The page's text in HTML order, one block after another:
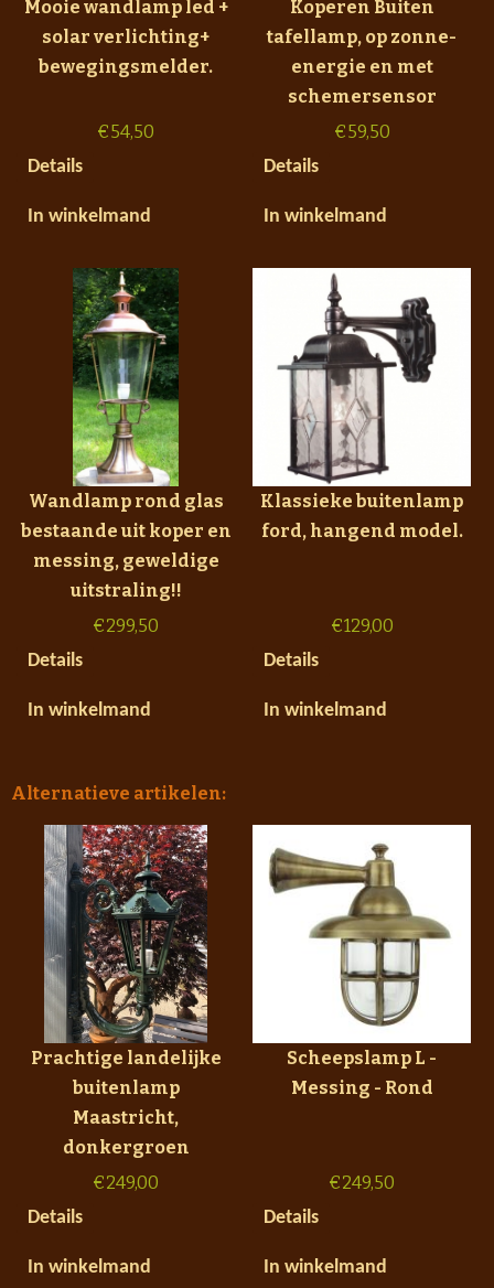
Mooie wandlamp led +
solar verlichting+
bewegingsmelder.
€54,50
Details
In winkelmand
Koperen Buiten
tafellamp, op zonne-
energie en met
schemersensor
€59,50
Details
In winkelmand
Wandlamp rond glas
bestaande uit koper en
messing, geweldige
uitstraling!!
€299,50
Details
In winkelmand
Klassieke buitenlamp
ford, hangend model.
€129,00
Details
In winkelmand
Alternatieve artikelen:
Prachtige landelijke
buitenlamp
Maastricht,
donkergroen
€249,00
Details
In winkelmand
Scheepslamp L -
Messing - Rond
€249,50
Details
In winkelmand